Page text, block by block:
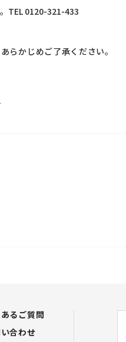
TEL 0120-321-433
らかじめご了承ください。
るご質問
合わせ